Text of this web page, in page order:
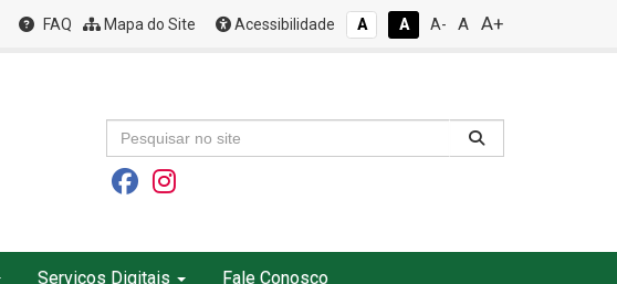
FAQ Mapa do Site Acessibilidade A A A- A A+
Serviços Digitais Fale Conosco